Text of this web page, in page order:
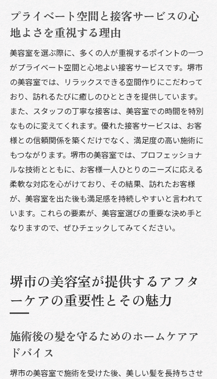
プライベート空間と接客サービスの心
地よさを重視する理由
美容室を選ぶ際に、多くの人が重視するポイントの一つ
がプライベート空間と心地よい接客サービスです。堺市
の美容室では、リラックスできる空間作りにこだわって
おり、訪れるたびに癒しのひとときを提供しています。
また、スタッフの丁寧な接客は、美容室での時間を特別
なものに変えてくれます。優れた接客サービスは、お客
様との信頼関係を築くだけでなく、満足度の高い施術に
もつながります。堺市の美容室では、プロフェッショナ
ルな技術とともに、お客様一人ひとりのニーズに応える
柔軟な対応を心がけており、その結果、訪れたお客様
が、美容室を出た後も満足感を持続しやすいと言われて
います。これらの要素が、美容室選びの重要な決め手と
なりますので、ぜひチェックしてみてください。
堺市の美容室が提供するアフタ
ーケアの重要性とその魅力
施術後の髪を守るためのホームケアア
ドバイス
堺市の美容室で施術を受けた後、美しい髪を長持ちさせ